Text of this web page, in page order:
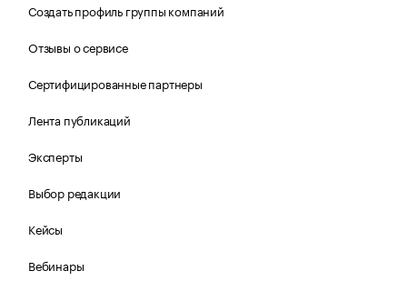
Создать профиль группы компаний
Отзывы о сервисе
Сертифицированные партнеры
Лента публикаций
Эксперты
Выбор редакции
Кейсы
Вебинары